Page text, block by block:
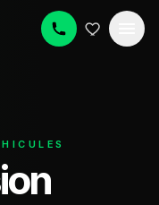
S